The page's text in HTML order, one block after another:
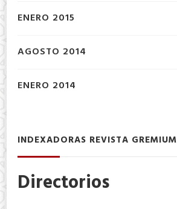
ENERO 2015
AGOSTO 2014
ENERO 2014
INDEXADORAS REVISTA GREMIUM
Directorios